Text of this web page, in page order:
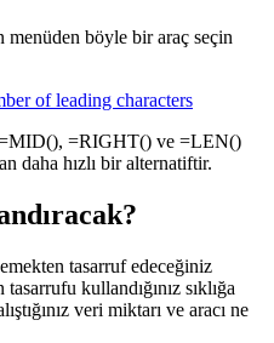
menüden böyle bir araç seçin
of leading characters
=RIGHT() ve =LEN()
daha hızlı bir alternatiftir.
tasarruf edeceğiniz
kullandığınız sıklığa
veri miktarı ve aracı ne